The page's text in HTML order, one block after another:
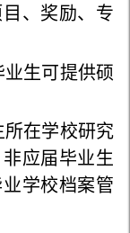
、奖励、专
生可提供硕
所在学校研究
应届毕业生
学校档案管